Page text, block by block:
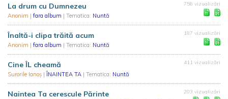
La drum cu Dumnezeu
Anonim | fara album | Tematica: Nuntă
756 vizualizări
Înaltă-i clipa trăită acum
Anonim | fara album | Tematica: Nuntă
187 vizualizări
Cine ÎL cheamă
Surorile Ianoș | ÎNAINTEA TA | Tematica: Nuntă
411 vizualizări
Naintea Ta cerescule Părinte 203 vizualizări